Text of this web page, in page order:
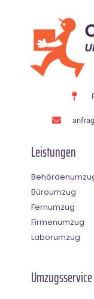
Leistungen
Büroumzug
Fernumzug
Firmenumzug
Laborumzug
Umzugsservice